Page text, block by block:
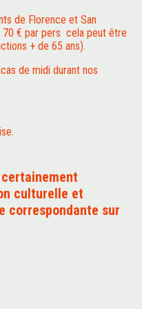
de Florence et San
70 € par pers cela peut être
+ de 65 ans).
de midi durant nos
culturelle et
correspondante sur